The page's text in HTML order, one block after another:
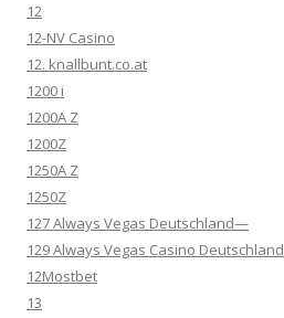
12
12-NV Casino
12. knallbunt.co.at
1200 i
1200A Z
1200Z
1250A Z
1250Z
127 Always Vegas Deutschland—
129 Always Vegas Casino Deutschland
12Mostbet
13